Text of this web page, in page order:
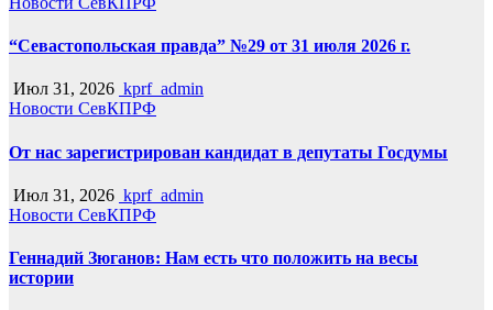
“Севастопольская правда” №29 от 31 июля 2026 г.
Июл 31, 2026 kprf_admin
Новости СевКПРФ
От нас зарегистрирован кандидат в депутаты Госдумы
Июл 31, 2026 kprf_admin
Новости СевКПРФ
Геннадий Зюганов: Нам есть что положить на весы
истории